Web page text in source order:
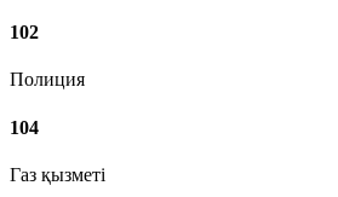
102
Полиция
104
Газ қызметі